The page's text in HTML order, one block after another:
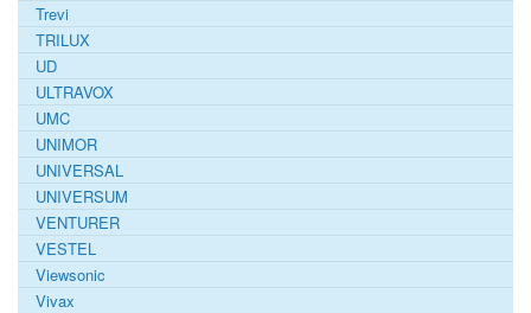
Trevi
TRILUX
UD
ULTRAVOX
UMC
UNIMOR
UNIVERSAL
UNIVERSUM
VENTURER
VESTEL
Viewsonic
Vivax